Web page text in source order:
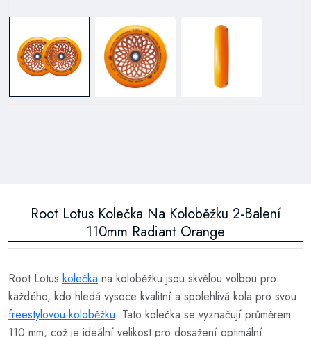
Root Lotus Kolečka Na Koloběžku 2-Balení
110mm Radiant Orange
Root Lotus kolečka na koloběžku jsou skvělou volbou pro
každého, kdo hledá vysoce kvalitní a spolehlivá kola pro svou
freestylovou koloběžku. Tato kolečka se vyznačují průměrem
110 mm, což je ideální velikost pro dosažení optimální